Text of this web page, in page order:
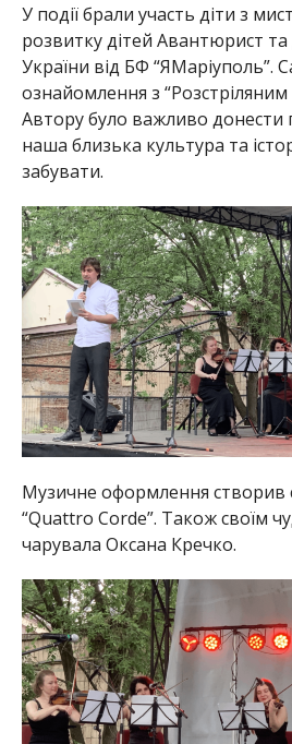
У події брали участь діти з
розвитку дітей Авантюрист та
України від БФ “ЯМаріуполь”.
ознайомлення з
Автору було важливо донести
наша близька культура та
забувати.
Музичне оформлення створив
“Quattro Corde”. Також своїм
чарувала Оксана Кречко.